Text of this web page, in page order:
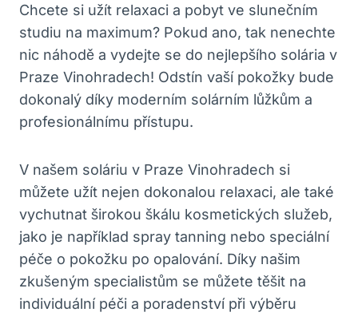
Chcete si⁣ užít ⁣relaxaci ‍a pobyt ve slunečním
studiu na maximum? Pokud ano,⁤ tak nenechte
nic⁤ náhodě a vydejte se do nejlepšího solária v
Praze ⁣Vinohradech! Odstín vaší pokožky bude
dokonalý díky moderním solárním⁣ lůžkům​ a
⁢profesionálnímu přístupu.
V našem soláriu v​ Praze ​Vinohradech si ​
můžete užít ⁣nejen ⁣dokonalou relaxaci, ale také
vychutnat širokou⁢ škálu kosmetických služeb,
jako je například spray tanning nebo ⁤speciální
péče​ o pokožku⁤ po ‌opalování. Díky‍ našim
‌zkušeným specialistům​ se můžete těšit na
individuální⁤ péči a poradenství při výběru⁢